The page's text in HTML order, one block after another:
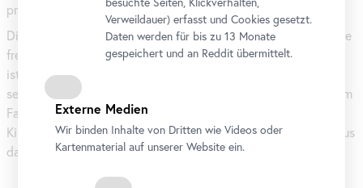
präsentiert.
Die Ausstellung legt die Bedeutungsschichten zweier Gemälde
frei, die durch Übermalungen im Verborgenen lagen. Zu sehen
ist dabei, dass der Sinngehalt von Werken äußerst wandelbar
sein kann, sobald sie das Atelier verlassen. So wurde aus einem
Familienporträt, das die Zuneigung einer Mutter zu ihren
Kindern verdeutlichte, ein Memorial und aus einer idealen Venus
das Bildnis einer Salzburger Lokalberühmtheit.
Verweildauer) erfasst und Cookies gesetzt.
Daten werden für bis zu 13 Monate
gespeichert und an Reddit übermittelt.
Externe Medien
Wir binden Inhalte von Dritten wie Videos oder
Kartenmaterial auf unserer Website ein.